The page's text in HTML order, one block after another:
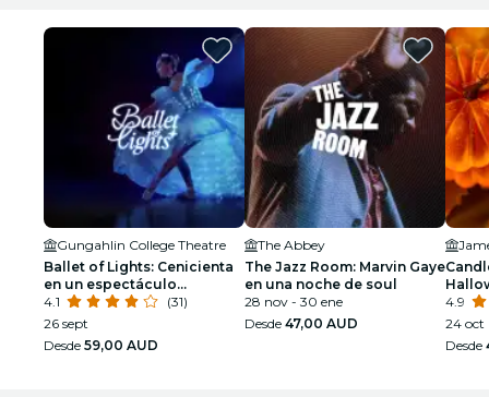
Gungahlin College Theatre
Ballet of Lights: Cenicienta
en un espectáculo
deslumbrante
4.1
(31)
26 sept
Desde 59,00 AUD
The Abbey
The Jazz Room: Marvin Gaye
en una noche de soul
28 nov - 30 ene
Desde 47,00 AUD
4.9
24 oct
Desde